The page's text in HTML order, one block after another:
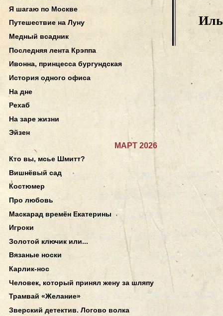
Я шагаю по Москве
Путешествие на Луну
Медный всадник
Последняя лента Крэппа
Ивонна, принцесса бургундская
История одного офиса
На дне
Рехаб
На заре жизни
Эйзен
МАРТ 2026
Кто вы, мсье Шмитт?
Вишнёвый сад
Костюмер
Про любовь
Маскарад времён Екатерины
Игроки
Золотой ключик или...
Вязаные носки
Карлик-нос
Человек, который принял жену за шляпу
Трамвай «Желание»
Зверский детектив. Логово волка